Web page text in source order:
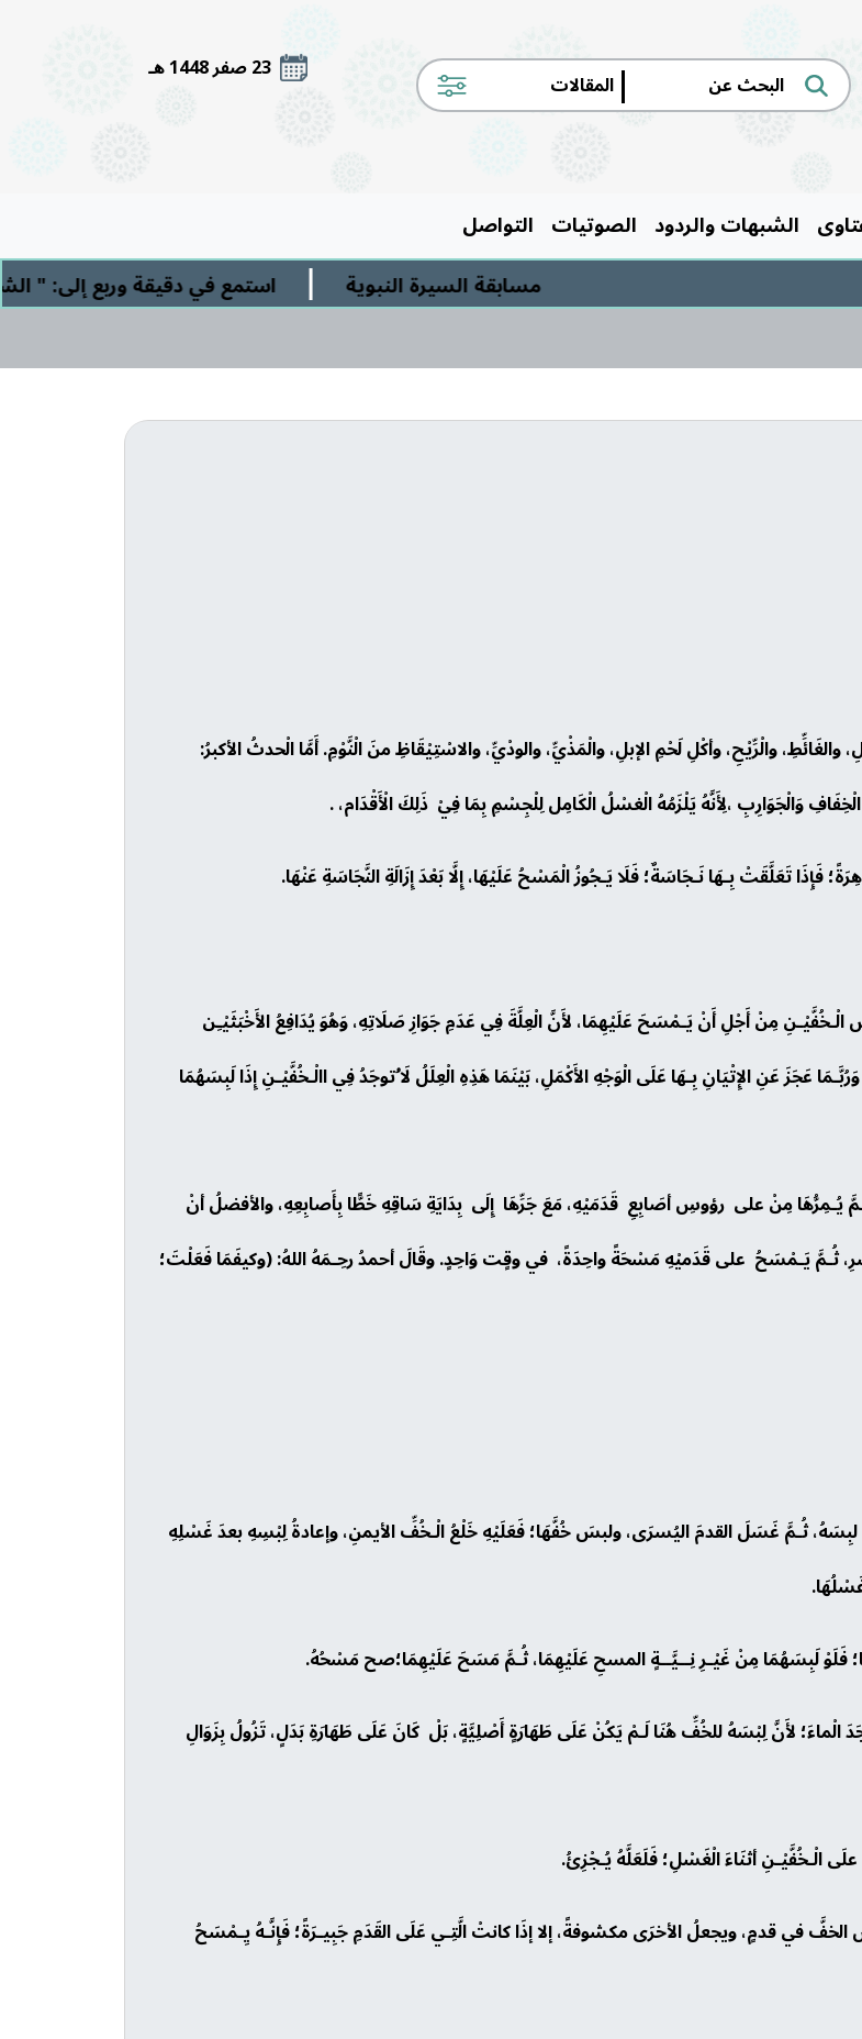
| 23 صفر 1448 هـ
الشبهات والردود الصوتيات التواصل
مسابقة السيرة النبوية
| استمع في دقيقة وربع إلى: " الشرك
والْرِّيْحِ، وأكْلِ لَحْمِ الإبلِ، والْمَذْيِّ، والودْيِّ، والاسْتِيْقَاظِ منَ الْنَّوْمِ. أَمَّا الْحدثُ الأكبرُ:
وَالْجَوَارِبِ ،لِأَنَّهُ يَلْزَمُهُ الْغسْلُ الْكَامِل لِلْجِسْمِ بِمَا فِيْ ذَلِكَ الْأَقْدَام، .
فَإِذَا تَعَلَّقَتْ بِـهَا نَـجَاسَةٌ؛ فَلَا يَـجُوزُ الْمَسْحُ عَلَيْهَا، إِلَّا بَعْدَ إِزَالَةِ النَّجَاسَةِ عَنْهَا.
الْـخُفَّيْـنِ مِنْ أَجْلِ أَنْ يَـمْسَحَ عَلَيْهِمَا، لأَنَّ الْعِلَّةَ فِي عَدَمِ جَوَازِ صَلَاتِهِ، وَهُوَ يُدَافِعُ الأَخْبَثَيْـِن
عَجَزَ عَنِ الإِتْيَانِ بِـهَا عَلَى الْوَجْهِ الأَكْمَلِ، بَيْنَمَا هَذِهِ الْعِلَلُ لَا ُتوجَدُ فِي االْـخُفَّيْـنِ إِذَا لَبِسَهُمَا
يُـمِرُّهَا مِنْ على رؤوسِ أصَابِعِ قَدَمَيْهِ، مَعَ جَرِّهَا إِلَى بِدَايَةِ سَاقِهِ خَطًّا بِأَصابِعِهِ، والأفضلُ أنْ
ثُـمَّ يَـمْسَحُ على قَدَميْهِ مَسْحَةً واحِدَةً، في وقٍت وَاحِدٍ. وقَالَ أحمدُ رحِـمَهُ اللهُ: (وكيفَمَا فَعَلْتَ؛
لبِسَهُ، ثُـمَّ غَسَلَ القدمَ اليُسرَى، ولبسَ خُفَّهَا؛ فَعَلَيْهِ خَلْعُ الْـخُفِّ الأيمنِ، وإعادةُ لِبْسِهِ بعدَ غَسْلِهِ
لَبِسَهُمَا مِنْ غَيْـرِ نِــيَّــةٍ المسحِ عَلَيْهِمَا، ثُـمَّ مَسَحَ عَلَيْهِمَا؛صح مَسْحُهُ.
الْماءَ؛ لأَنَّ لِبْسَهُ للخُفِّ هُنَا لَـمْ يَكُنْ عَلَى طَهَارَةٍ أَصْلِيَّةٍ، بَلْ كَانَ عَلَى طَهَارَةِ بَدَلٍ، تَزُولُ بِزَوَالِ
الْـخُفَّيْـنِ أثنَاءَ الْغَسْلِ؛ فَلَعَلَّهُ يُـجْزِئُ.
في قدمٍ، ويجعلُ الأخرَى مكشوفةً، إلا إذَا كانتْ الَّتِـي عَلَى القَدَمِ جَبِيـرَةً؛ فَإِنَّـهُ يِـمْسَحُ